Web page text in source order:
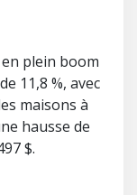
plein boom
11,8 %, avec
maisons à
hausse de
$.